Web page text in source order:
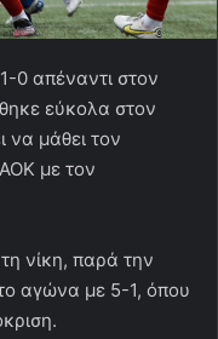
0 απέναντι στον
εύκολα στον
να μάθει τον
με τον
νίκη, παρά την
αγώνα με 5-1, όπου